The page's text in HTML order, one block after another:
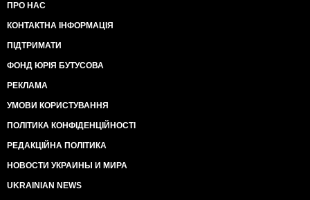
ПРО НАС
КОНТАКТНА ІНФОРМАЦІЯ
ПІДТРИМАТИ
ФОНД ЮРІЯ БУТУСОВА
РЕКЛАМА
УМОВИ КОРИСТУВАННЯ
ПОЛІТИКА КОНФІДЕНЦІЙНОСТІ
РЕДАКЦІЙНА ПОЛІТИКА
НОВОСТИ УКРАИНЫ И МИРА
UKRAINIAN NEWS